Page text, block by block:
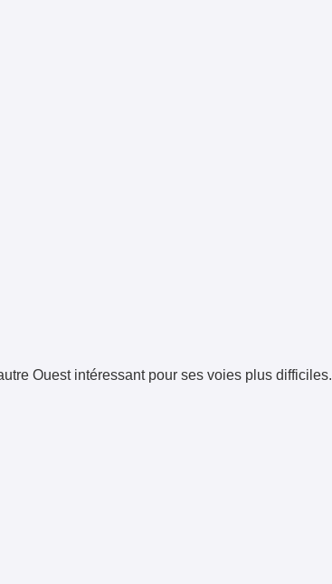
Ouest intéressant pour ses voies plus difficiles.